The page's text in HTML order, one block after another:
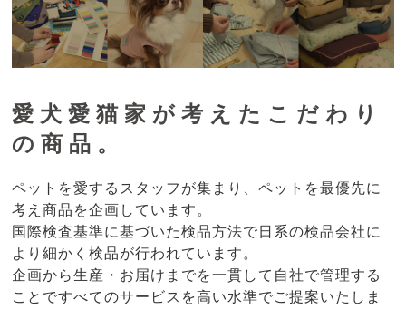
愛犬愛猫家が考えたこだわり
の商品。
ペットを愛するスタッフが集まり、ペットを最優先に
考え商品を企画しています。
国際検査基準に基づいた検品方法で日系の検品会社に
より細かく検品が行われています。
企画から生産・お届けまでを一貫して自社で管理する
ことですべてのサービスを高い水準でご提案いたしま